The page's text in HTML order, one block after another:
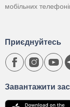
мобільних
Завантажити
Приєднуйтесь